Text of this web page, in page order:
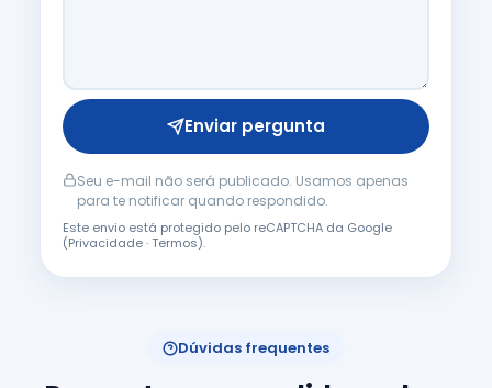
Enviar pergunta
Seu e-mail não será publicado. Usamos apenas
para te notificar quando respondido.
Este envio está protegido pelo reCAPTCHA da Google
(Privacidade·Termos).
Dúvidas frequentes